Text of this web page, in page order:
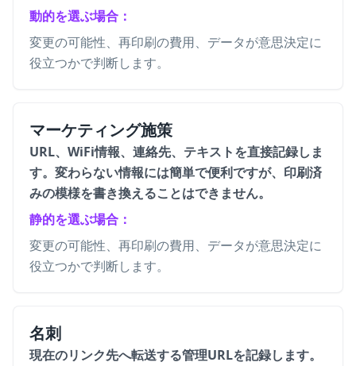
動的を選ぶ場合：
変更の可能性、再印刷の費用、データが意思決定に
役立つかで判断します。
マーケティング施策
URL、WiFi情報、連絡先、テキストを直接記録しま
す。変わらない情報には簡単で便利ですが、印刷済
みの模様を書き換えることはできません。
静的を選ぶ場合：
変更の可能性、再印刷の費用、データが意思決定に
役立つかで判断します。
名刺
現在のリンク先へ転送する管理URLを記録します。